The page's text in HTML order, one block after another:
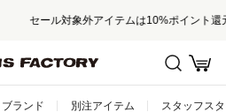
テムは10%ポイント還元！
ブランド 別注アイテム スタッフス